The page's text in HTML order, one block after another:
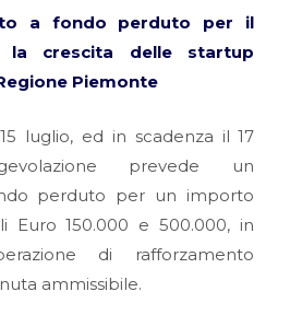
a fondo perduto per il
la crescita delle startup
Piemonte
luglio, ed in scadenza il 17
prevede un
perduto per un importo
Euro 150.000 e 500.000, in
di rafforzamento
ammissibile.